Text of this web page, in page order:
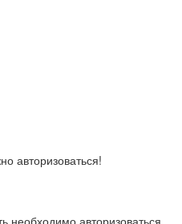
авторизоваться!